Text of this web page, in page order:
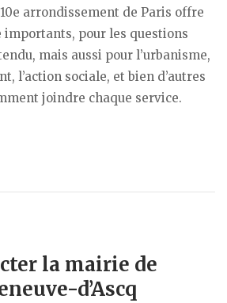
arrondissement de Paris offre
importants, pour les questions
mais aussi pour l’urbanisme,
l’action sociale, et bien d’autres
joindre chaque service.
la mairie de
d’Ascq